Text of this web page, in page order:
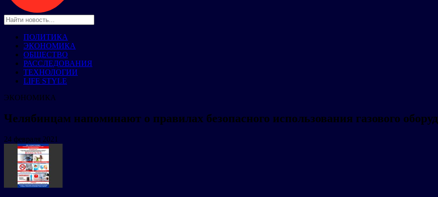
ПОЛИТИКА
ЭКОНОМИКА
ОБЩЕСТВО
РАССЛЕДОВАНИЯ
ТЕХНОЛОГИИ
LIFE STYLE
ЭКОНОМИКА
Челябинцам напоминают о правилах безопасного использования газового
24 февраля 2021